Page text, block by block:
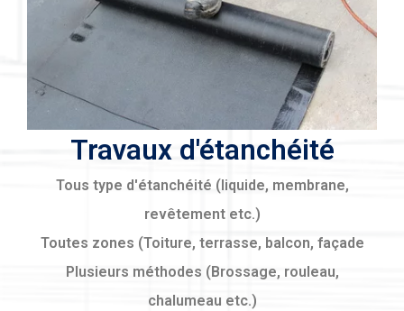
Travaux d'étanchéité
Tous type d'étanchéité (liquide, membrane,
revêtement etc.)
Toutes zones (Toiture, terrasse, balcon, façade
Plusieurs méthodes (Brossage, rouleau,
chalumeau etc.)